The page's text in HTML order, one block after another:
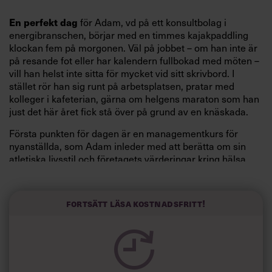
En perfekt dag för Adam, vd på ett konsultbolag i
energibranschen, börjar med en timmes kajakpaddling
klockan fem på morgonen. Väl på jobbet – om han inte är
på resande fot eller har kalendern fullbokad med möten –
vill han helst inte sitta för mycket vid sitt skrivbord. I
stället rör han sig runt på arbetsplatsen, pratar med
kolleger i kafeterian, gärna om helgens maraton som han
just det här året fick stå över på grund av en knäskada.
Första punkten för dagen är en managementkurs för
nyanställda, som Adam inleder med att berätta om sin
atletiska livsstil och företagets värderingar kring hälsa.
med dem, äter middag och sedan är det tv-tid. Just ikväll
tänker Adam utmana ungarna i plankan – medan de tittar
Han är inte ensam. Hälsotrenden har under flera år varit
stark, inte minst i chefsleden. Chefs egen undersökning i
Fortsätt läsa kostnadsfritt!